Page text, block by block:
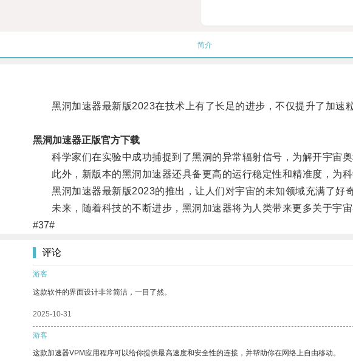
简介
黑洞加速器最新版2023在技术上有了长足的进步，不仅提升了加速
黑洞加速器正版官方下载
科学家们在实验中成功捕捉到了黑洞的异常辐射信号，为解开宇宙奥
此外，新版本的黑洞加速器还具备更高的运行稳定性和精准度，为科
黑洞加速器最新版2023的推出，让人们对宇宙的未知领域充满了好奇
未来，随着科技的不断进步，黑洞加速器将为人类带来更多关于宇宙
#37#
评论
游客
这款软件的界面设计非常简洁，一目了然。
2025-10-31
游客
这款加速器VPM应用程序可以给你提供最高速度和安全性的连接，并帮助你在网络上自由移动。